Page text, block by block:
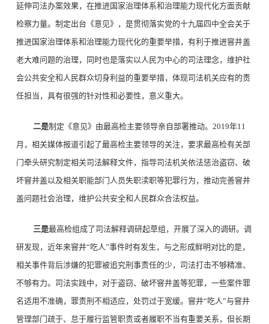
延伸司法办案效果，在推进国家治理体系和治理能力现代化方面贡献
检察力量。制定出台《意见》，是贯彻落实党的十九届四中全会关于
推进国家治理体系和治理能力现代化的重要举措，有利于推进窨井盖
老大难问题的治理，同时也是落实以人民为中心的司法理念，维护社
会公共安全和人民群众切身利益的重要举措，体现司法机关应有的责
任担当，具有很强的针对性和必要性，意义重大。
二是制定《意见》由最高检主要领导亲自部署推动。2019年11
月，相关媒体报道引起了最高检主要领导的关注，要求最高检有关部
门牵头研究制定相关司法解释文件，指导司法机关依法惩治盗窃、破
坏窨井盖以及相关职能部门人员失职渎职等犯罪行为，推动完善窨井
盖问题社会治理，维护公共安全和人民群众合法权益。
三是最高检组成了司法解释调研起草组，开展了深入的调研。调
研发现，近年来窨井“吃人”事件时有发生，与之形成鲜明对比的是，
相关事件背后涉嫌的犯罪被追究刑事责任的少，司法打击不够精准、
不够有力。司法实践中，对于盗窃、破坏窨井盖等犯罪，一些案件罪
名适用不准确，罪责刑不相适应，处罚过于宽缓。窨井“吃人”与窨井
管理部门疏于、怠于履行监管职责或者履职不当有重要关系，但长期